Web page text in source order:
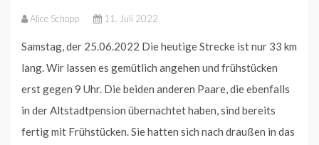
Alice Schopp 11. Juli 2022
Samstag, der 25.06.2022 Die heutige Strecke ist nur 33 km
lang. Wir lassen es gemütlich angehen und frühstücken
erst gegen 9 Uhr. Die beiden anderen Paare, die ebenfalls
in der Altstadtpension übernachtet haben, sind bereits
fertig mit Frühstücken. Sie hatten sich nach draußen in das